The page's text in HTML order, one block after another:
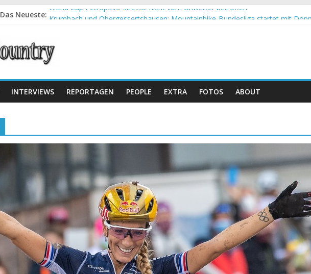
Das Neueste: World Cup Petropolis: Strecke nicht vom Unwetter betroffen
Halbzeit beim Andalucia Bike Race: Weltmeister Seewald führt
Chelva: Schweizer Doppelsieg beim ersten XCO-Rennen der Saison
INTERVIEWS REPORTAGEN PEOPLE EXTRA FOTOS ABOUT